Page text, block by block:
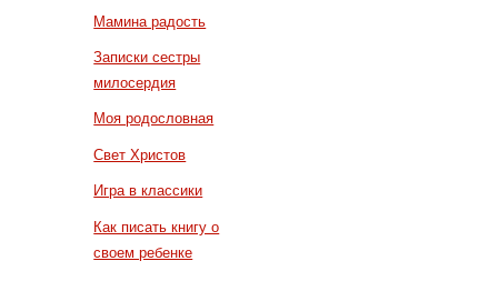
Мамина радость
Записки сестры
милосердия
Моя родословная
Свет Христов
Игра в классики
Как писать книгу о
своем ребенке